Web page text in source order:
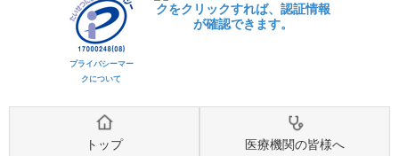
プライバシーマー
クについて
トップ 医療機関の皆様へ